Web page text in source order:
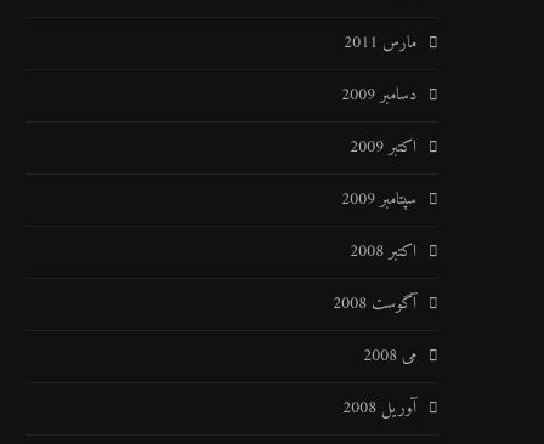
مارس 2011
دسامبر 2009
اکتبر 2009
سپتامبر 2009
اکتبر 2008
آگوست 2008
می 2008
آوریل 2008